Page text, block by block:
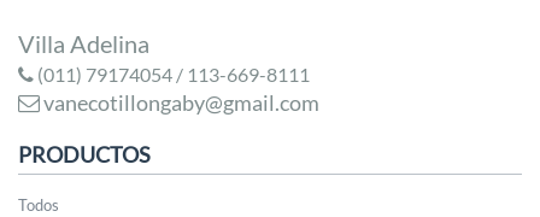
Villa Adelina
(011) 79174054 / 113-669-8111
vanecotillongaby@gmail.com
PRODUCTOS
Todos